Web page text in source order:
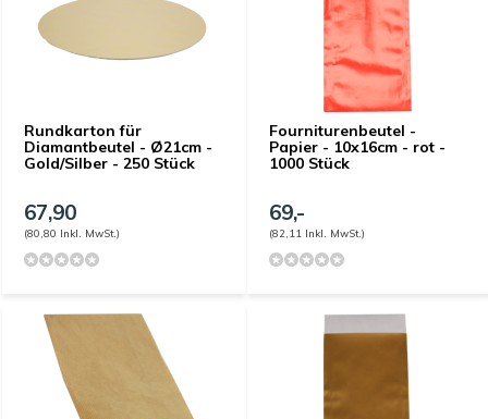
Rundkarton für
Diamantbeutel - Ø21cm -
Gold/Silber - 250 Stück
67,90
(80,80 Inkl. MwSt.)
Fourniturenbeutel -
Papier - 10x16cm - rot -
1000 Stück
69,-
(82,11 Inkl. MwSt.)